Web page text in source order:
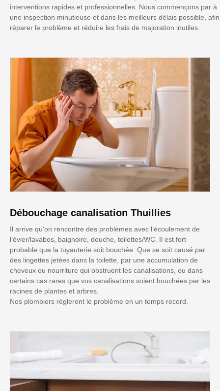
interventions rapides et professionnelles. Nous commençons par à
une inspection minutieuse et dans les meilleurs délais possible, afin
réparer le problème et réduire les frais de majoration inutiles.
Débouchage canalisation Thuillies
Il arrive qu'on rencontre des problèmes avec l’écoulement de
l’évier/lavabos, baignoire, douche, toilettes/WC. Il est fort
probable que la tuyauterie soit bouchée. Que se soit causé par
des lingettes jetées dans la toilette, par une accumulation de
cheveux ou nourriture qui obstruent les canalisations, ou dans
certains cas rares que vos canalisations soient bouchées par les
racines de plantes et arbres.
Nos plombiers régleront le problème en un temps record.